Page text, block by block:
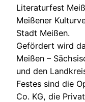
Literaturfest
Meißener
Stadt Meißen.
Gefördert wird
Meißen –
und den
Festes sind die
Co. KG, die